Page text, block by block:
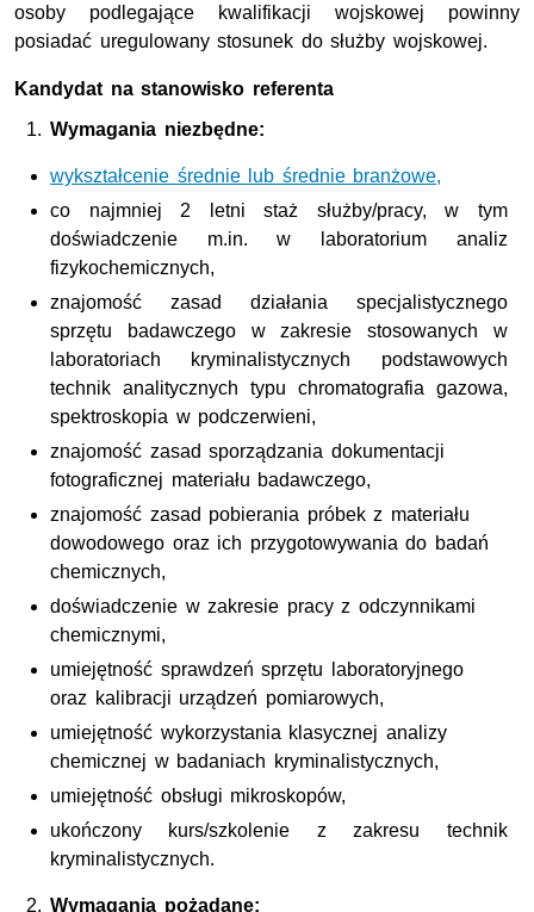
osoby podlegające kwalifikacji wojskowej powinny
posiadać uregulowany stosunek do służby wojskowej.
Kandydat na stanowisko referenta
Wymagania niezbędne:
wykształcenie średnie lub średnie branżowe,
co najmniej 2 letni staż służby/pracy, w tym
doświadczenie m.in. w laboratorium analiz
fizykochemicznych,
znajomość zasad działania specjalistycznego
sprzętu badawczego w zakresie stosowanych w
laboratoriach kryminalistycznych podstawowych
technik analitycznych typu chromatografia gazowa,
spektroskopia w podczerwieni,
znajomość zasad sporządzania dokumentacji
fotograficznej materiału badawczego,
znajomość zasad pobierania próbek z materiału
dowodowego oraz ich przygotowywania do badań
chemicznych,
doświadczenie w zakresie pracy z odczynnikami
chemicznymi,
umiejętność sprawdzeń sprzętu laboratoryjnego
oraz kalibracji urządzeń pomiarowych,
umiejętność wykorzystania klasycznej analizy
chemicznej w badaniach kryminalistycznych,
umiejętność obsługi mikroskopów,
ukończony kurs/szkolenie z zakresu technik
kryminalistycznych.
Wymagania pożądane: